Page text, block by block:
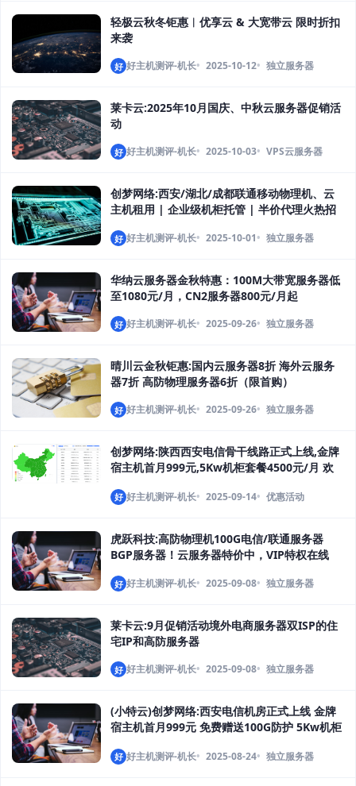
轻极云秋冬钜惠︱优享云 & 大宽带云 限时折扣
来袭
好 好主机测评-机长 2025-10-12 独立服务器
莱卡云:2025年10月国庆、中秋云服务器促销活
动
好 好主机测评-机长 2025-10-03 VPS云服务器
创梦网络:西安/湖北/成都联通移动物理机、云
主机租用 | 企业级机柜托管 | 半价代理火热招
送100G防护
好 好主机测评-机长 2025-10-01 独立服务器
华纳云服务器金秋特惠：100M大带宽服务器低
至1080元/月，CN2服务器800元/月起
好 好主机测评-机长 2025-09-26 独立服务器
晴川云金秋钜惠:国内云服务器8折 海外云服务
器7折 高防物理服务器6折（限首购）
好 好主机测评-机长 2025-09-26 独立服务器
创梦网络:陕西西安电信骨干线路正式上线,金牌
宿主机首月999元,5Kw机柜套餐4500元/月 欢
好 好主机测评-机长 2025-09-14 优惠活动
虎跃科技:高防物理机100G电信/联通服务器
BGP服务器！云服务器特价中，VIP特权在线
好 好主机测评-机长 2025-09-08 独立服务器
莱卡云:9月促销活动境外电商服务器双ISP的住
宅IP和高防服务器
好 好主机测评-机长 2025-09-08 独立服务器
(小特云)创梦网络:西安电信机房正式上线 金牌
宿主机首月999元 免费赠送100G防护 5Kw机柜
好 好主机测评-机长 2025-08-24 独立服务器